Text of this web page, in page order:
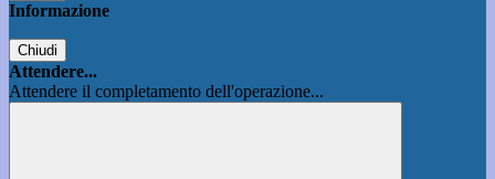
Informazione
Chiudi
Attendere...
Attendere il completamento dell'operazione...